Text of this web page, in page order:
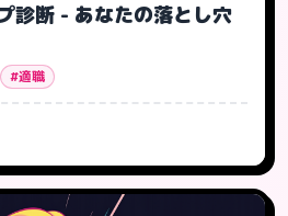
診断 - あなたの落とし穴
#適職